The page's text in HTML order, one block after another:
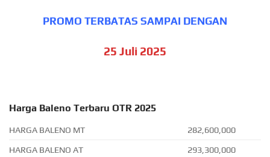
PROMO TERBATAS SAMPAI DENGAN
25 Juli 2025
Harga Baleno Terbaru OTR 2025
HARGA BALENO MT 282,600,000
HARGA BALENO AT 293,300,000